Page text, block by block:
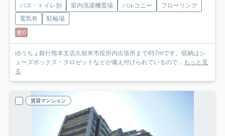
バス・トイレ別 室内洗濯機置場 バルコニー
フローリング
電気有
駐輪場
敷0
ゆうちょ銀行熊本支店久留米市役所内出張所まで457mです。収納はシ
ューズボックス・クロゼットなどが備え付けられているので... もっと見
る
賃貸マンション